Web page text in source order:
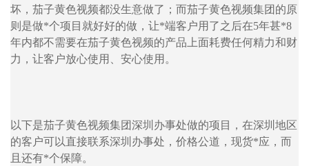
坏，茄子黄色视频都没生意做了；而茄子黄色视频集团的原
则是做*个项目就好好的做，让*端客户用了之后在5年甚*8
年内都不需要在茄子黄色视频的产品上面耗费任何精力和财
力，让客户放心使用、安心使用。
以下是茄子黄色视频集团深圳办事处做的项目，在深圳地区
的客户可以直接联系深圳办事处，价格公道，现货*应，而
且还有*个保障。